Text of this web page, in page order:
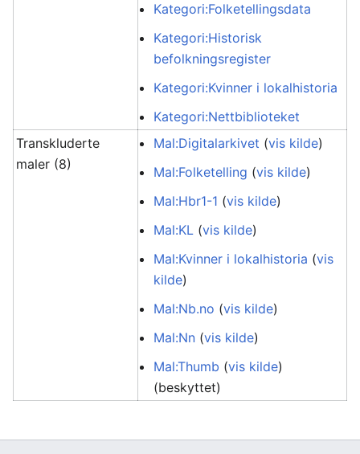
Kategori:Folketellingsdata
Kategori:Historisk
befolkningsregister
Kategori:Kvinner i lokalhistoria
Kategori:Nettbiblioteket
Transkluderte
maler (8)
Mal:Digitalarkivet (vis kilde)
Mal:Folketelling (vis kilde)
Mal:Hbr1-1 (vis kilde)
Mal:KL (vis kilde)
Mal:Kvinner i lokalhistoria (vis
kilde)
Mal:Nb.no (vis kilde)
Mal:Nn (vis kilde)
Mal:Thumb (vis kilde)
(beskyttet)